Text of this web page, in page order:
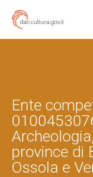
Ente
province di
Ossola e